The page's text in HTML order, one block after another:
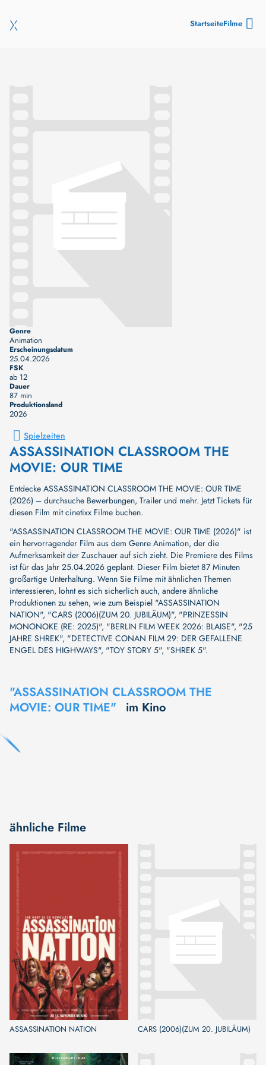
StartseiteFilme
Genre
Animation
Erscheinungsdatum
25.04.2026
FSK
ab 12
Dauer
87 min
Produktionsland
2026
Spielzeiten
ASSASSINATION CLASSROOM THE
MOVIE: OUR TIME
Entdecke ASSASSINATION CLASSROOM THE MOVIE: OUR TIME
(2026) – durchsuche Bewerbungen, Trailer und mehr. Jetzt Tickets für
diesen Film mit cinetixx Filme buchen.
"ASSASSINATION CLASSROOM THE MOVIE: OUR TIME (2026)" ist
ein hervorragender Film aus dem Genre Animation, der die
Aufmerksamkeit der Zuschauer auf sich zieht. Die Premiere des Films
ist für das Jahr 25.04.2026 geplant. Dieser Film bietet 87 Minuten
großartige Unterhaltung. Wenn Sie Filme mit ähnlichen Themen
interessieren, lohnt es sich sicherlich auch, andere ähnliche
Produktionen zu sehen, wie zum Beispiel "ASSASSINATION
NATION", "CARS (2006)(ZUM 20. JUBILÄUM)", "PRINZESSIN
MONONOKE (RE: 2025)", "BERLIN FILM WEEK 2026: BLAISE", "25
JAHRE SHREK", "DETECTIVE CONAN FILM 29: DER GEFALLENE
ENGEL DES HIGHWAYS", "TOY STORY 5", "SHREK 5".
"ASSASSINATION CLASSROOM THE
MOVIE: OUR TIME"
im Kino
ähnliche Filme
ASSASSINATION NATION CARS (2006)(ZUM 20. JUBILÄUM)